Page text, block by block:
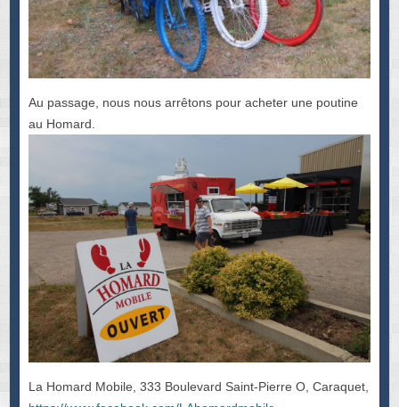
Au passage, nous nous arrêtons pour acheter une poutine
au Homard.
La Homard Mobile, 333 Boulevard Saint-Pierre O, Caraquet,